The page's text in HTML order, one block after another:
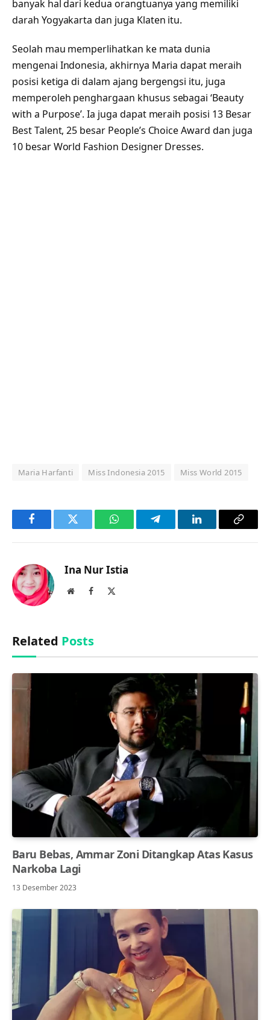
banyak hal dari kedua orangtuanya yang memiliki
darah Yogyakarta dan juga Klaten itu.
Seolah mau memperlihatkan ke mata dunia
mengenai Indonesia, akhirnya Maria dapat meraih
posisi ketiga di dalam ajang bergengsi itu, juga
memperoleh penghargaan khusus sebagai ‘Beauty
with a Purpose’. Ia juga dapat meraih posisi 13 Besar
Best Talent, 25 besar People’s Choice Award dan juga
10 besar World Fashion Designer Dresses.
Maria Harfanti Miss Indonesia 2015 Miss World 2015
FacebookTwitter WhatsAppTelegramLinkedInCopy
Ina Nur Istia
WebsiteFacebook
Related Posts
Baru Bebas, Ammar Zoni Ditangkap Atas Kasus
Narkoba Lagi
13 Desember 2023